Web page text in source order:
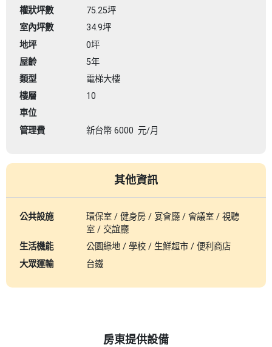
權狀坪數
75.25坪
室內坪數
34.9坪
地坪
0坪
屋齡
5年
類型
電梯大樓
樓層
10
車位
管理費
新台幣 6000 元/月
其他資訊
公共設施
環保室 / 健身房 / 宴會廳 / 會議室 / 視聽
室 / 交誼廳
生活機能
公園綠地 / 學校 / 生鮮超市 / 便利商店
大眾運輸
台鐵
房東提供設備